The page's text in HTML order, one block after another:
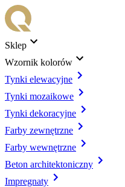
Sklep
Wzornik kolorów
Tynki elewacyjne
Tynki mozaikowe
Tynki dekoracyjne
Farby zewnętrzne
Farby wewnętrzne
Beton architektoniczny
Impregnaty